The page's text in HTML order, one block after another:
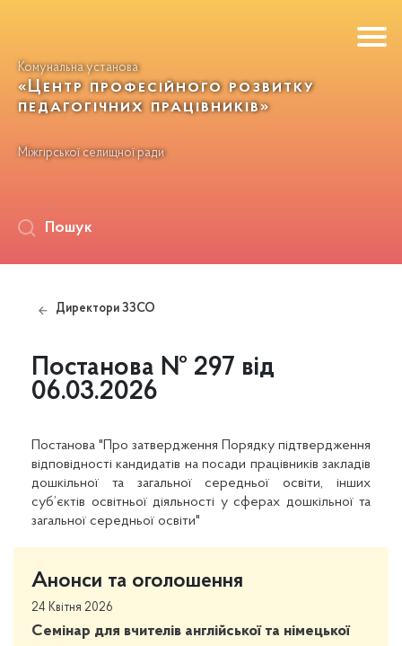
Комунальна установа
«Центр професійного розвитку
педагогічних працівників»
Міжгірської селищної ради
Пошук
Директори ЗЗСО
Постанова № 297 від
06.03.2026
Постанова "Про затвердження Порядку підтвердження
відповідності кандидатів на посади працівників закладів
дошкільної та загальної середньої освіти, інших
суб’єктів освітньої діяльності у сферах дошкільної та
загальної середньої освіти"
Анонси та оголошення
24 Квітня 2026
Семінар для вчителів англійської та німецької